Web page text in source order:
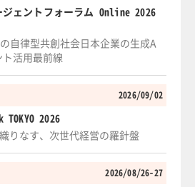
ェントフォーラム Online 2026
自律型共創社会日本企業の生成A
活用最前線
2026/09/02
TOKYO 2026
りなす、次世代経営の羅針盤
2026/08/26-27